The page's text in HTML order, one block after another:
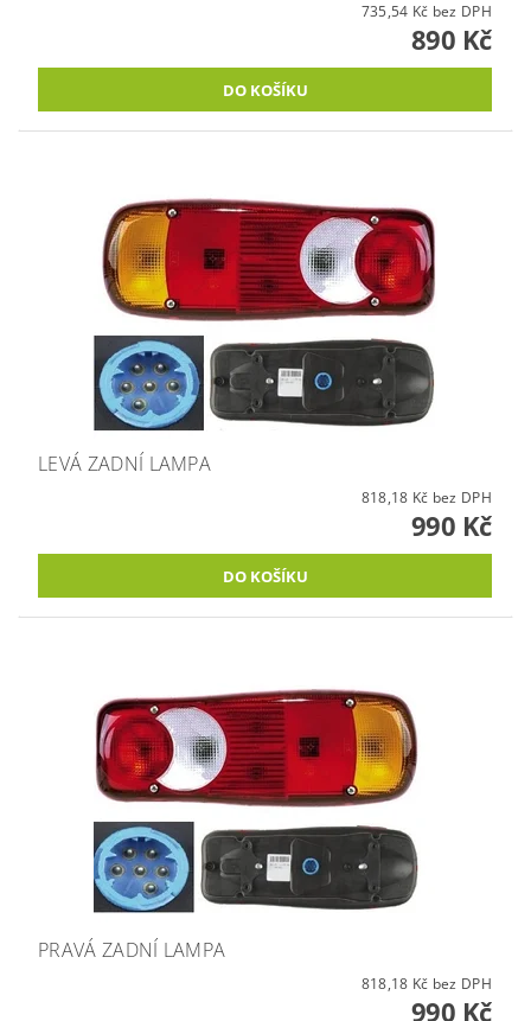
735,54 Kč bez DPH
890 Kč
LEVÁ ZADNÍ LAMPA
818,18 Kč bez DPH
990 Kč
PRAVÁ ZADNÍ LAMPA
818,18 Kč bez DPH
990 Kč